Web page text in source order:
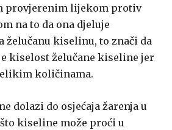
provjerenim lijekom protiv
na to da ona djeluje
želučanu kiselinu, to znači da
kiselost želučane kiseline jer
količinama.
dolazi do osjećaja žarenja u
kiseline može proći u